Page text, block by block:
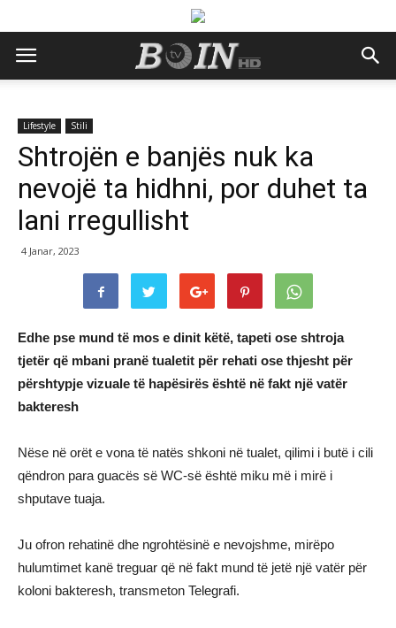
Lifestyle Stili
Shtrojën e banjës nuk ka
nevojë ta hidhni, por duhet ta
lani rregullisht
4 Janar, 2023
Edhe pse mund të mos e dinit këtë, tapeti ose shtroja
tjetër që mbani pranë tualetit për rehati ose thjesht për
përshtypje vizuale të hapësirës është në fakt një vatër
bakteresh
Nëse në orët e vona të natës shkoni në tualet, qilimi i butë i cili
qëndron para guacës së WC-së është miku më i mirë i
shputave tuaja.
Ju ofron rehatinë dhe ngrohtësinë e nevojshme, mirëpo
hulumtimet kanë treguar që në fakt mund të jetë një vatër për
koloni bakteresh, transmeton Telegrafi.